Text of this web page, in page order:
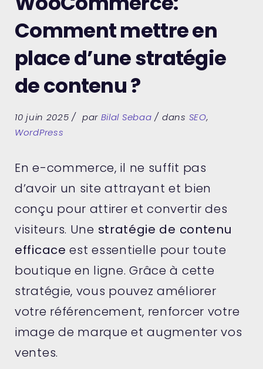
Comment mettre en
place d’une stratégie
de contenu ?
10 juin 2025 par Bilal Sebaa dans SEO,
WordPress
En e-commerce, il ne suffit pas
d’avoir un site attrayant et bien
conçu pour attirer et convertir des
visiteurs. Une stratégie de contenu
efficace est essentielle pour toute
boutique en ligne. Grâce à cette
stratégie, vous pouvez améliorer
votre référencement, renforcer votre
image de marque et augmenter vos
ventes.